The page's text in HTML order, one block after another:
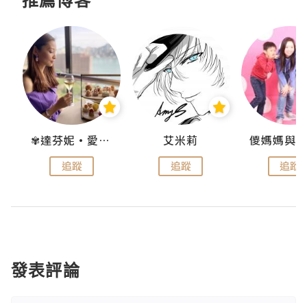
✾達芬妮•愛孩子•愛生活✾
追蹤
艾米莉
追蹤 追蹤
發表評論